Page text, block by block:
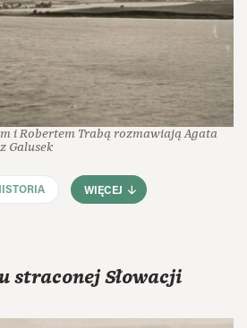
i Robertem Trabą rozmawiają Agata
Galusek
WIĘCEJ
straconej Słowacji